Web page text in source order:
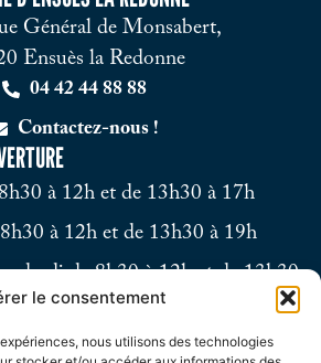
le consentement
nous utilisons des technologies
Général de Monsabert,
Ensuès la Redonne
04 42 44 88 88
Contactez-nous !
à 12h et de 13h30 à 17h
à 12h et de 13h30 à 19h
de 8h30 à 12h et de 13h30
samedi de 9h à 12h